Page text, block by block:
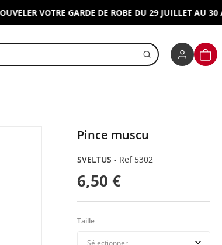
VOTRE GARDE DE ROBE DU 29 JUILLET AU 30
Pince muscu
SVELTUS - Ref 5302
6,50 €
Taille